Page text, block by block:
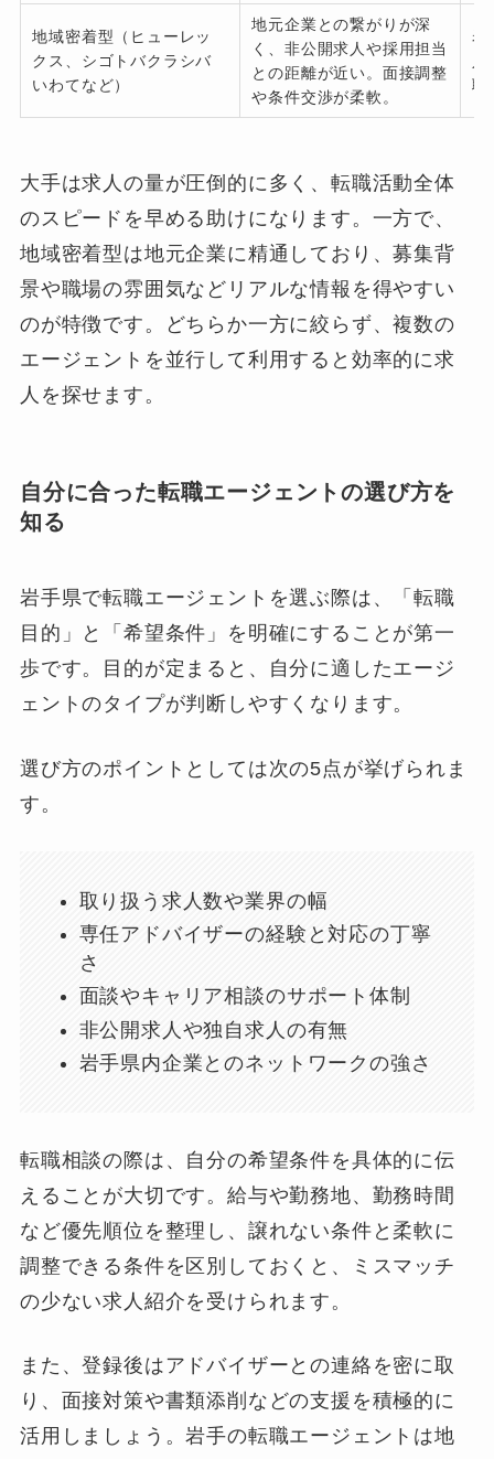
地域密着型（ヒューレッ
クス、シゴトバクラシバ
いわてなど）
地元企業との繋がりが深
く、非公開求人や採用担当
との距離が近い。面接調整
や条件交渉が柔軟。
岩
職
大手は求人の量が圧倒的に多く、転職活動全体
のスピードを早める助けになります。一方で、
地域密着型は地元企業に精通しており、募集背
景や職場の雰囲気などリアルな情報を得やすい
のが特徴です。どちらか一方に絞らず、複数の
エージェントを並行して利用すると効率的に求
人を探せます。
自分に合った転職エージェントの選び方を
知る
岩手県で転職エージェントを選ぶ際は、「転職
目的」と「希望条件」を明確にすることが第一
歩です。目的が定まると、自分に適したエージ
ェントのタイプが判断しやすくなります。
選び方のポイントとしては次の5点が挙げられま
す。
取り扱う求人数や業界の幅
専任アドバイザーの経験と対応の丁寧
さ
面談やキャリア相談のサポート体制
非公開求人や独自求人の有無
岩手県内企業とのネットワークの強さ
転職相談の際は、自分の希望条件を具体的に伝
えることが大切です。給与や勤務地、勤務時間
など優先順位を整理し、譲れない条件と柔軟に
調整できる条件を区別しておくと、ミスマッチ
の少ない求人紹介を受けられます。
また、登録後はアドバイザーとの連絡を密に取
り、面接対策や書類添削などの支援を積極的に
活用しましょう。岩手の転職エージェントは地